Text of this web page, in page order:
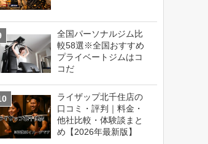
全国パーソナルジム比
較58選※全国おすすめ
プライベートジムはコ
コだ
ライザップ北千住店の
口コミ・評判｜料金・
他社比較・体験談まと
め【2026年最新版】